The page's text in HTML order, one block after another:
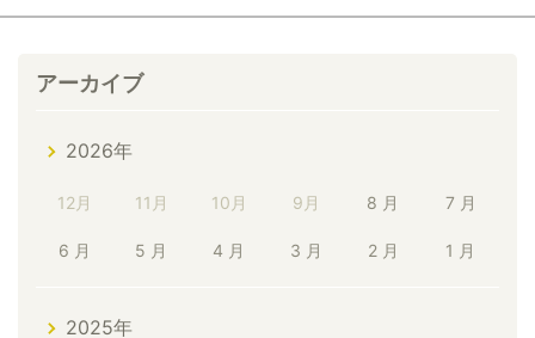
アーカイブ
2026年
12月 11月 10月 9月 8 月 7 月
6 月 5 月 4 月 3 月 2 月 1 月
2025年